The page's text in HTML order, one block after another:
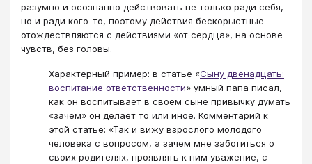
разумно и осознанно действовать не только ради себя,
но и ради кого-то, поэтому действия бескорыстные
отождествляются с действиями «от сердца», на основе
чувств, без головы.
Характерный пример: в статье «Сыну двенадцать:
воспитание ответственности» умный папа писал,
как он воспитывает в своем сыне привычку думать
«зачем» он делает то или иное. Комментарий к
этой статье: «Так и вижу взрослого молодого
человека с вопросом, а зачем мне заботиться о
своих родителях, проявлять к ним уважение, с